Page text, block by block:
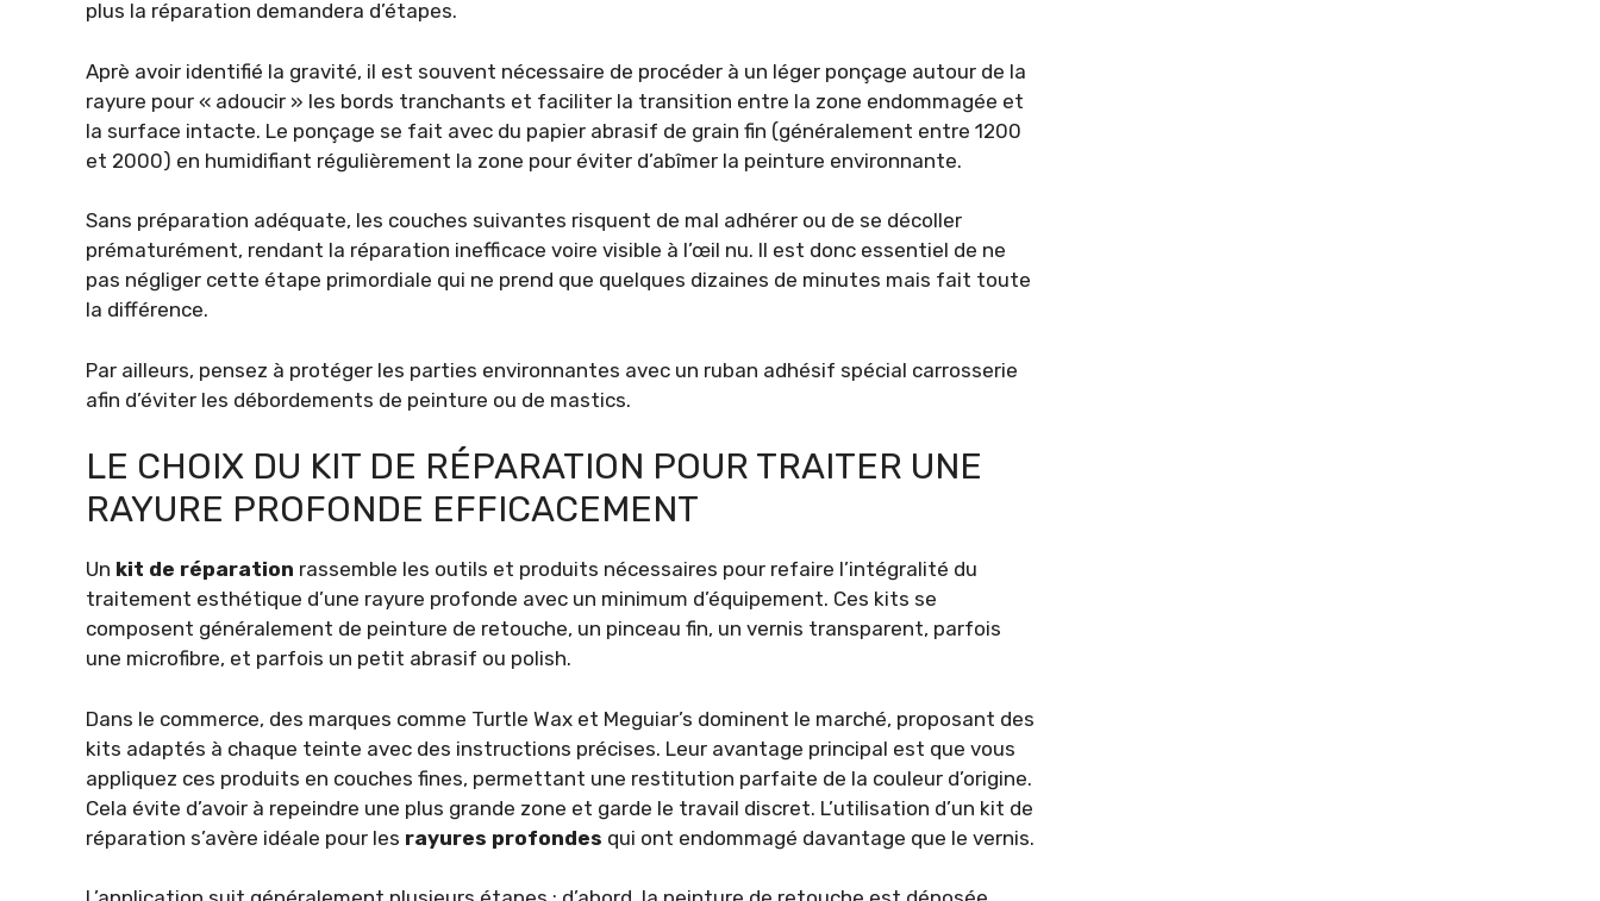
plus la réparation demandera d’étapes.
Aprè avoir identifié la gravité, il est souvent nécessaire de procéder à un léger ponçage autour de la
rayure pour « adoucir » les bords tranchants et faciliter la transition entre la zone endommagée et
la surface intacte. Le ponçage se fait avec du papier abrasif de grain fin (généralement entre 1200
et 2000) en humidifiant régulièrement la zone pour éviter d’abîmer la peinture environnante.
Sans préparation adéquate, les couches suivantes risquent de mal adhérer ou de se décoller
prématurément, rendant la réparation inefficace voire visible à l’œil nu. Il est donc essentiel de ne
pas négliger cette étape primordiale qui ne prend que quelques dizaines de minutes mais fait toute
la différence.
Par ailleurs, pensez à protéger les parties environnantes avec un ruban adhésif spécial carrosserie
afin d’éviter les débordements de peinture ou de mastics.
LE CHOIX DU KIT DE RÉPARATION POUR TRAITER UNE
RAYURE PROFONDE EFFICACEMENT
Un kit de réparation rassemble les outils et produits nécessaires pour refaire l’intégralité du
traitement esthétique d’une rayure profonde avec un minimum d’équipement. Ces kits se
composent généralement de peinture de retouche, un pinceau fin, un vernis transparent, parfois
une microfibre, et parfois un petit abrasif ou polish.
Dans le commerce, des marques comme Turtle Wax et Meguiar’s dominent le marché, proposant des
kits adaptés à chaque teinte avec des instructions précises. Leur avantage principal est que vous
appliquez ces produits en couches fines, permettant une restitution parfaite de la couleur d’origine.
Cela évite d’avoir à repeindre une plus grande zone et garde le travail discret. L’utilisation d’un kit de
réparation s’avère idéale pour les rayures profondes qui ont endommagé davantage que le vernis.